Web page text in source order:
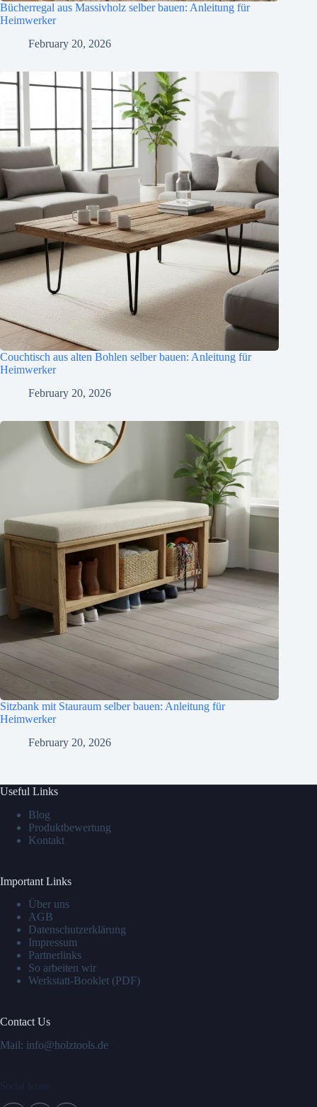
Bücherregal aus Massivholz selber bauen: Anleitung für
Heimwerker
February 20, 2026
Couchtisch aus alten Bohlen selber bauen: Anleitung für
Heimwerker
February 20, 2026
Sitzbank mit Stauraum selber bauen: Anleitung für
Heimwerker
February 20, 2026
Useful Links
Blog
Produktbewertung
Kontakt
Important Links
Über uns
AGB
Datenschutzerklärung
Impressum
Partnerlinks
So arbeiten wir
Werkstatt-Booklet (PDF)
Contact Us
Mail: info@holztools.de